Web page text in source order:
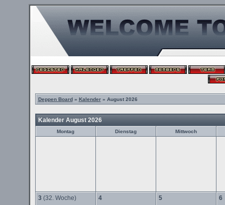
Deppen Board» Kalender» August 2026
Kalender August 2026
Montag Dienstag Mittwoch
3 (32. Woche) 4 5 6